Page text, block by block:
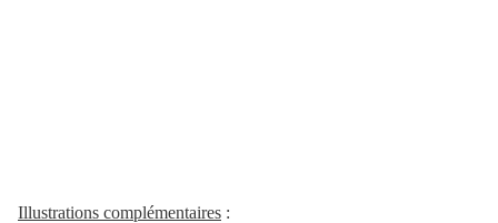
Illustrations complémentaires :